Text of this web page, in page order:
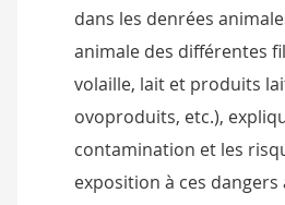
dans les denrées
animale des différentes
volaille, lait et produits
ovoproduits, etc.),
contamination et les
exposition à ces